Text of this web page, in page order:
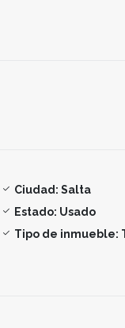
Ciudad: Salta
Estado: Usado
Tipo de inmueble: